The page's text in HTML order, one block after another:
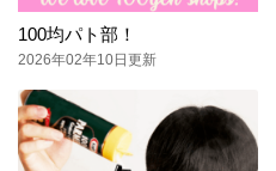
100均パト部！
2026年02年10日更新